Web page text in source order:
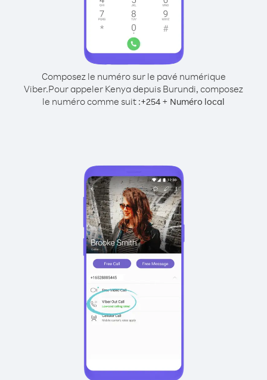
Composez le numéro sur le pavé numérique
Viber.Pour appeler Kenya depuis Burundi, composez
le numéro comme suit :+254 + Numéro local